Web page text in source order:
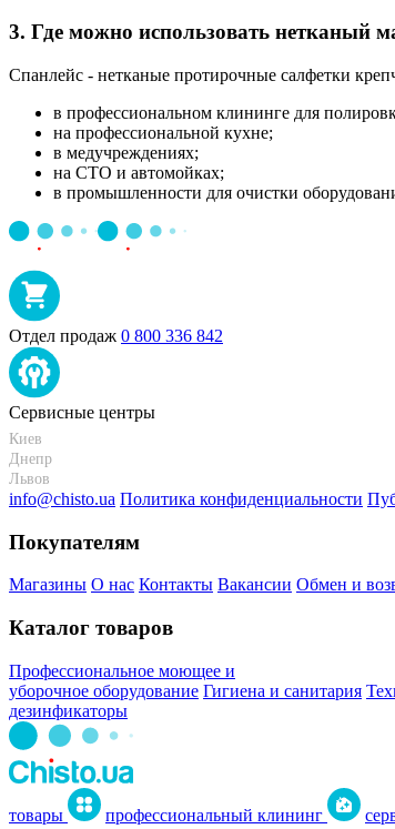
3. Где можно использовать нетканый
Спанлейс - нетканые протирочные салфетки
в профессиональном клининге для
на профессиональной кухне;
в медучреждениях;
на СТО и автомойках;
в промышленности для очистки
Отдел продаж 0 800 336 842
Сервисные центры
Киев
Днепр
Львов
info@chisto.ua Политика конфиденциальности
Покупателям
Магазины О нас Контакты Вакансии Обмен и
Каталог товаров
Профессиональное моющее и
уборочное оборудование Гигиена и санитария
дезинфикаторы
товары профессиональный клининг